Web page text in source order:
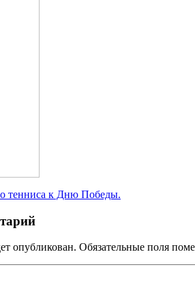
тенниса к Дню Победы.
опубликован. Обязательные поля